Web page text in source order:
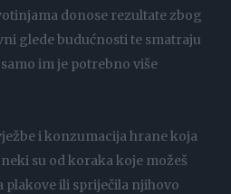
donose rezultate zbog
glede budućnosti te smatraju
im je potrebno više
i konzumacija hrane koja
su od koraka koje možeš
plakove ili spriječila njihovo